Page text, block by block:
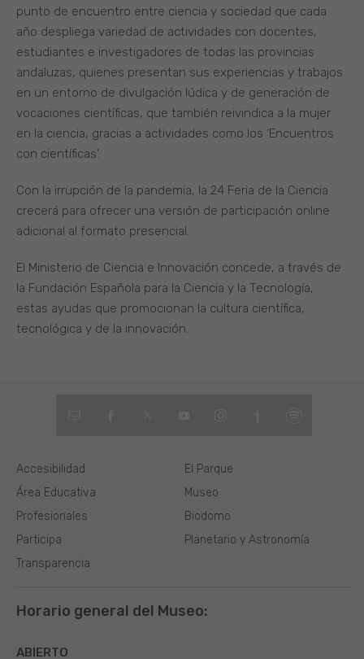
punto de encuentro entre ciencia y sociedad que cada
año despliega variedad de actividades con docentes,
estudiantes e investigadores de todas las provincias
andaluzas, quienes presentan sus experiencias y trabajos
en un entorno de divulgación lúdica y de generación de
vocaciones científicas, que también reivindica a la mujer
en la ciencia, gracias a actividades como los ‘Encuentros
con científicas’.
Con la irrupción de la pandemia, la 24 Feria de la Ciencia
crecerá para ofrecer una versión de participación online
adicional al formato presencial.
El Ministerio de Ciencia e Innovación concede, a través de
la Fundación Española para la Ciencia y la Tecnología,
estas ayudas que promocionan la cultura científica,
tecnológica y de la innovación.
El Parque
Museo
Biodomo
Planetario y Astronomía
Área Educativa
Profesionales
Participa
Transparencia
Accesibilidad
Horario general del Museo:
ABIERTO